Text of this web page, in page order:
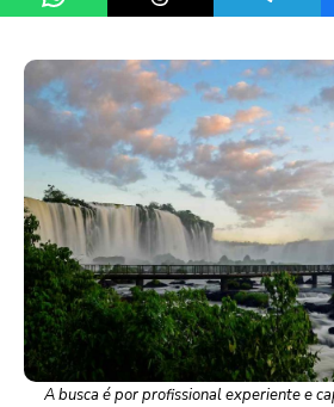
A busca é por profissional experiente e